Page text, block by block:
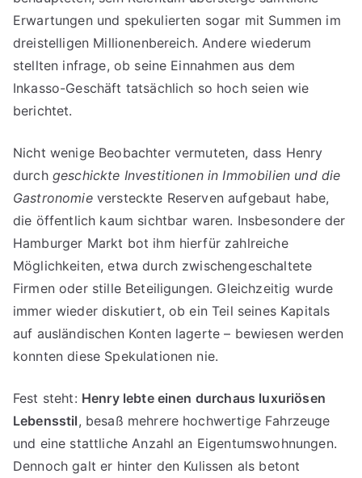
Erwartungen und spekulierten sogar mit Summen im
dreistelligen Millionenbereich. Andere wiederum
stellten infrage, ob seine Einnahmen aus dem
Inkasso-Geschäft tatsächlich so hoch seien wie
berichtet.
Nicht wenige Beobachter vermuteten, dass Henry
durch geschickte Investitionen in Immobilien und die
Gastronomieversteckte Reserven aufgebaut habe,
die öffentlich kaum sichtbar waren. Insbesondere der
Hamburger Markt bot ihm hierfür zahlreiche
Möglichkeiten, etwa durch zwischengeschaltete
Firmen oder stille Beteiligungen. Gleichzeitig wurde
immer wieder diskutiert, ob ein Teil seines Kapitals
auf ausländischen Konten lagerte – bewiesen werden
konnten diese Spekulationen nie.
Fest steht: Henry lebte einen durchaus luxuriösen
Lebensstil, besaß mehrere hochwertige Fahrzeuge
und eine stattliche Anzahl an Eigentumswohnungen.
Dennoch galt er hinter den Kulissen als betont